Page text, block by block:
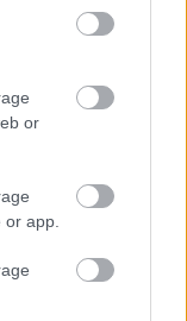
or
app.
ROLAND